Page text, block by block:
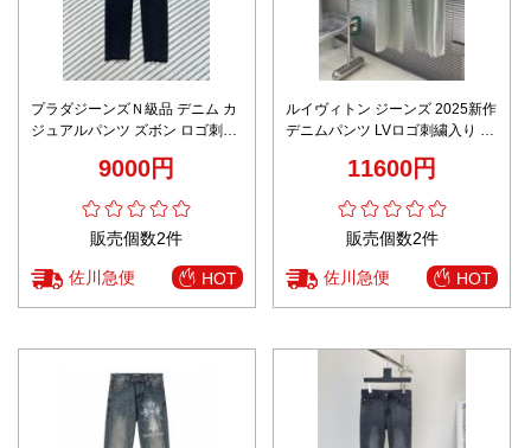
プラダジーンズＮ級品 デニム カ
ジュアルパンツ ズボン ロゴ刺繍
9000円
販売個数2件
佐川急便 HOT
ルイヴィトン ジーンズ 2025新作
デニムパンツ LVロゴ刺繍入り ブ
11600円
販売個数2件
佐川急便 HOT